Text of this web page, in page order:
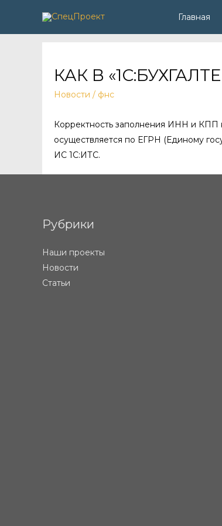
Главная
КАК В
Новости / фнс
Корректность заполнения ИНН и КПП
осуществляется по ЕГРН (Единому
ИС 1С:ИТС.
Рубрики
Наши проекты
Новости
Статьи